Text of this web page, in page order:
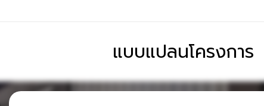
แบบแปลนโครงการ